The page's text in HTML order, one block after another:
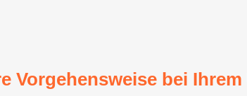
Vorgehensweise bei